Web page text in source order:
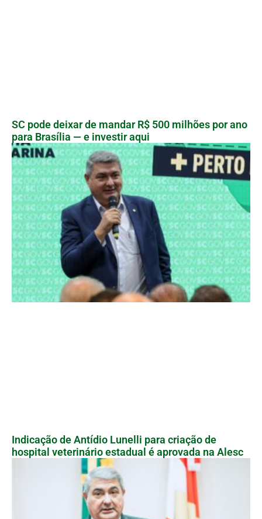
SC pode deixar de mandar R$ 500 milhões por ano
para Brasília — e investir aqui
Indicação de Antídio Lunelli para criação de
hospital veterinário estadual é aprovada na Alesc